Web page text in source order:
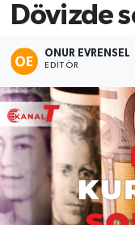
Dövizde
ONUR EVRENSEL
EDITÖR